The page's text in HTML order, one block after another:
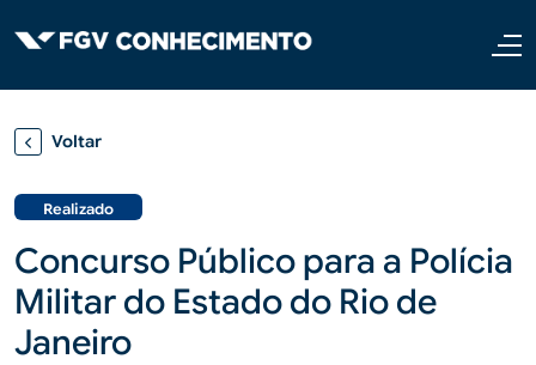
Voltar
Realizado
Concurso Público para a Polícia
Militar do Estado do Rio de
Janeiro